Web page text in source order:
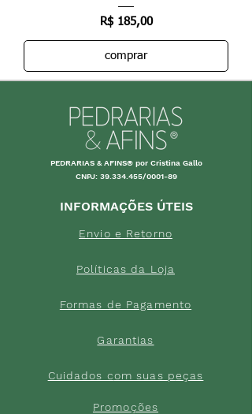
Preço
R$ 185,00
comprar
PEDRARIAS & AFINS® por Cristina Gallo
CNPJ: 39.334.455/0001-89
INFORMAÇÕES ÚTEIS
Envio e Retorno
Políticas da Loja
Formas de Paga mento
Garantias
Cuidados com suas peças
Promoções